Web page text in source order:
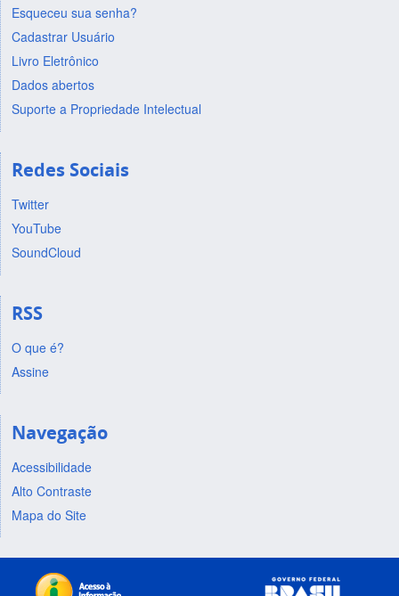
Esqueceu sua senha?
Cadastrar Usuário
Livro Eletrônico
Dados abertos
Suporte a Propriedade Intelectual
Redes Sociais
Twitter
YouTube
SoundCloud
RSS
O que é?
Assine
Navegação
Acessibilidade
Alto Contraste
Mapa do Site